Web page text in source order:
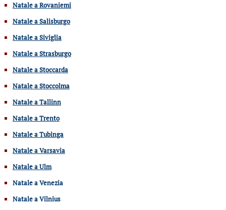
Natale a Rovaniemi
Natale a Salisburgo
Natale a Siviglia
Natale a Strasburgo
Natale a Stoccarda
Natale a Stoccolma
Natale a Tallinn
Natale a Trento
Natale a Tubinga
Natale a Varsavia
Natale a Ulm
Natale a Venezia
Natale a Vilnius